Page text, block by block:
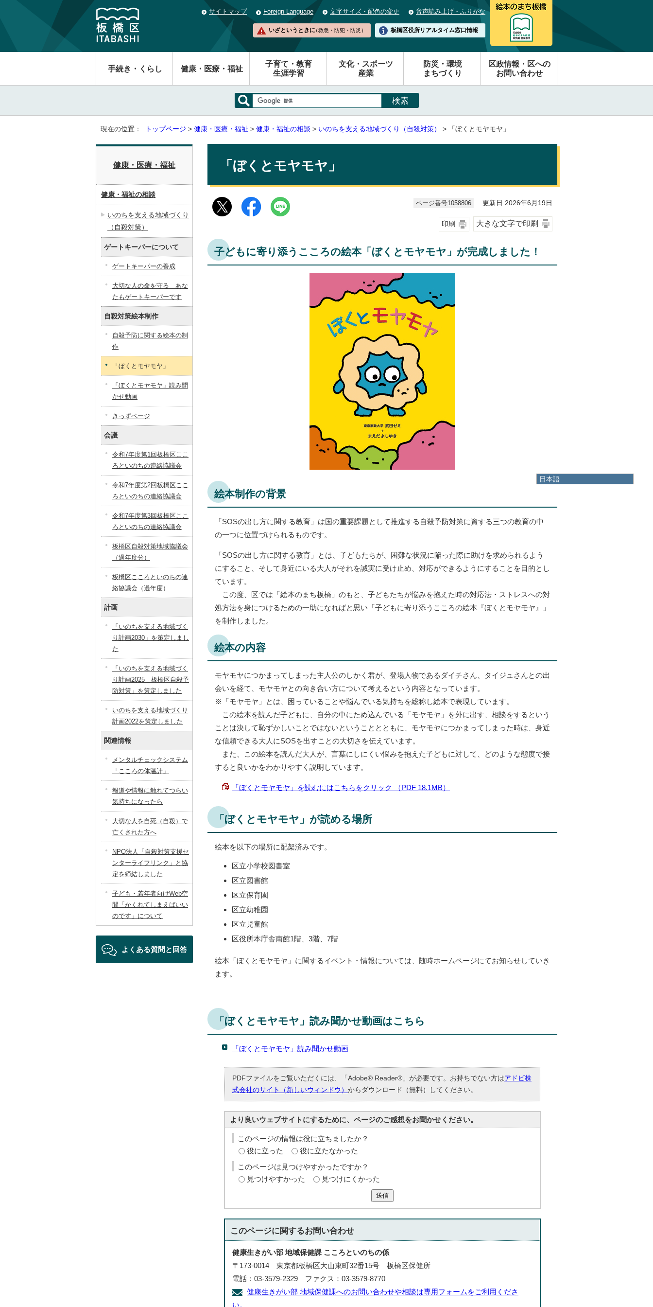
サイトマップ Foreign Language 文字サイズ・配色の変更 音声読み上げ・ふりがな
いざというときに（救急・防犯・防災） 板橋区役所リアルタイム窓口情報
日本語
한국어
简体中文
手続き・くらし 健康・医療・福祉
子育て・教育
生涯学習
文化・スポーツ
産業
防災・環境
まちづくり
区政情報・区への
お問い合わせ
現在の位置： トップページ > 健康・医療・福祉 > 健康・福祉の相談 > いのちを支える地域づくり（自殺対策） > 「ぼくとモヤモヤ」
「ぼくとモヤモヤ」
ページ番号1058806 更新日 2026年6月19日
印刷 大きな文字で印刷
子どもに寄り添うこころの絵本「ぼくとモヤモヤ」が完成しました！
絵本制作の背景
「SOSの出し方に関する教育」は国の重要課題として推進する自殺予防対策に資する三つの教育の中
の一つに位置づけられるものです。
「SOSの出し方に関する教育」とは、子どもたちが、困難な状況に陥った際に助けを求められるよう
にすること、そして身近にいる大人がそれを誠実に受け止め、対応ができるようにすることを目的とし
ています。
この度、区では「絵本のまち板橋」のもと、子どもたちが悩みを抱えた時の対応法・ストレスへの対
処方法を身につけるための一助になればと思い「子どもに寄り添うこころの絵本『ぼくとモヤモヤ』」
を制作しました。
絵本の内容
モヤモヤにつかまってしまった主人公のしかく君が、登場人物であるダイチさん、タイジュさんとの出
会いを経て、モヤモヤとの向き合い方について考えるという内容となっています。
※「モヤモヤ」とは、困っていることや悩んでいる気持ちを総称し絵本で表現しています。
この絵本を読んだ子どもに、自分の中にため込んでいる「モヤモヤ」を外に出す、相談をするという
ことは決して恥ずかしいことではないということとともに、モヤモヤにつかまってしまった時は、身近
な信頼できる大人にSOSを出すことの大切さを伝えています。
また、この絵本を読んだ大人が、言葉にしにくい悩みを抱えた子どもに対して、どのような態度で接
すると良いかをわかりやすく説明しています。
「ぼくとモヤモヤ」を読むにはこちらをクリック （PDF 18.1MB）
「ぼくとモヤモヤ」が読める場所
絵本を以下の場所に配架済みです。
区立小学校図書室
区立図書館
区立保育園
区立幼稚園
区立児童館
区役所本庁舎南館1階、3階、7階
絵本「ぼくとモヤモヤ」に関するイベント・情報については、随時ホームページにてお知らせしていき
ます。
「ぼくとモヤモヤ」読み聞かせ動画はこちら
「ぼくとモヤモヤ」読み聞かせ動画
PDFファイルをご覧いただくには、「Adobe® Reader®」が必要です。お持ちでない方はアドビ株
式会社のサイト（新しいウィンドウ） からダウンロード（無料）してください。
より良いウェブサイトにするために、ページのご感想をお聞かせください。
このページの情報は役に立ちましたか？
役に立った
役に立たなかった
このページは見つけやすかったですか？
見つけやすかった
見つけにくかった
送信
このページに関するお問い合わせ
健康生きがい部 地域保健課 こころといのちの係
〒173-0014 東京都板橋区大山東町32番15号 板橋区保健所
電話：03-3579-2329 ファクス：03-3579-8770
健康生きがい部 地域保健課へのお問い合わせや相談は専用フォームをご利用くださ
い。
健康・医療・福祉
健康・福祉の相談
いのちを支える地域づくり
（自殺対策）
ゲートキーパーについて
ゲートキーパーの養成
大切な人の命を守る あな
たもゲートキーパーです
自殺対策絵本制作
自殺予防に関する絵本の制
作
「ぼくとモヤモヤ」
「ぼくとモヤモヤ」読み聞
かせ動画
きっずページ
会議
令和7年度第1回板橋区ここ
ろといのちの連絡協議会
令和7年度第2回板橋区ここ
ろといのちの連絡協議会
令和7年度第3回板橋区ここ
ろといのちの連絡協議会
板橋区自殺対策地域協議会
（過年度分）
板橋区こころといのちの連
絡協議会（過年度）
計画
「いのちを支える地域づく
り計画2030」を策定しまし
た
「いのちを支える地域づく
り計画2025 板橋区自殺予
防対策」を策定しました
いのちを支える地域づくり
計画2022を策定しました
関連情報
メンタルチェックシステム
「こころの体温計」
報道や情報に触れてつらい
気持ちになったら
大切な人を自死（自殺）で
亡くされた方へ
NPO法人「自殺対策支援セ
ンターライフリンク」と協
定を締結しました
子ども・若年者向けWeb空
間「かくれてしまえばいい
のです」について
よくある質問と回答